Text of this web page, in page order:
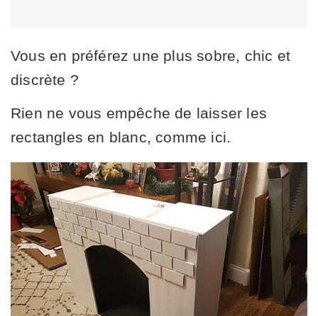
Vous en préférez une plus sobre, chic et
discrète ?
Rien ne vous empêche de laisser les
rectangles en blanc, comme ici.